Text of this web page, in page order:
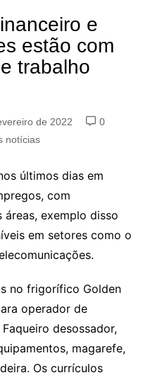
e
estão com
trabalho
de 2022
0
notícias
últimos dias em
com
exemplo disso
em setores como o
no frigorífico Golden
operador de
desossador,
magarefe,
Os currículos